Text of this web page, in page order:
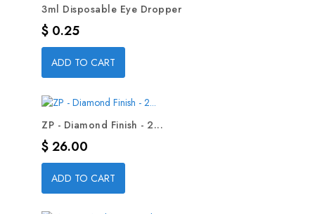
3ml Disposable Eye Dropper
Precio
$ 0.25
ADD TO CART
ZP - Diamond Finish - 2...
Precio
$ 26.00
ADD TO CART